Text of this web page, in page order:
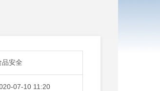
品安全
07-10 11:20